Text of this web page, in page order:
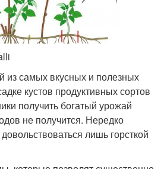
из самых вкусных и полезных
кустов продуктивных сортов
получить богатый урожай
не получится. Нередко
лишь горсткой